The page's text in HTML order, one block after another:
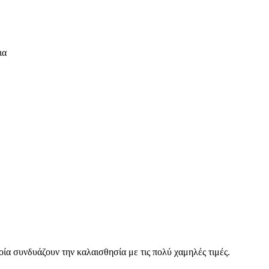
συνδυάζουν την καλαισθησία με τις πολύ χαμηλές τιμές.